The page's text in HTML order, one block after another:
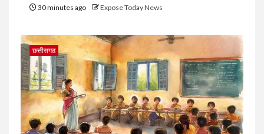
30 minutes ago Expose Today News
छत्तीसगढ